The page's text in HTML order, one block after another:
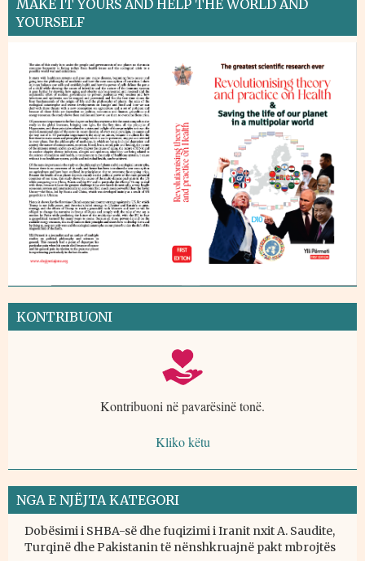
MAKE IT YOURS AND HELP THE WORLD AND
YOURSELF
KONTRIBUONI
Kontribuoni në pavarësinë tonë.
Kliko këtu
NGA E NJËJTA KATEGORI
Dobësimi i SHBA-së dhe fuqizimi i Iranit nxit A. Saudite,
Turqinë dhe Pakistanin të nënshkruajnë pakt mbrojtës